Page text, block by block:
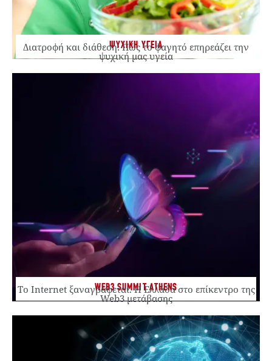
ΨΥΧΙΚΗ ΥΓΕΙΑ
Διατροφή και διάθεση: Πώς το φαγητό επηρεάζει την
ψυχική μας υγεία
WEB3 SUMMIT ATHENS
Το Internet ξαναγράφεται. Η Ελλάδα στο επίκεντρο της
Web3 μετάβασης